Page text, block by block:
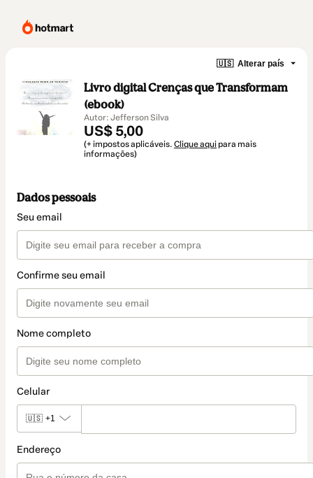
🇺🇸 Alterar país
Livro digital Crenças que Transformam
(ebook)
Autor: Jefferson Silva
US$ 5,00
(+ impostos aplicáveis. Clique aqui para mais
informações)
Dados pessoais
Seu email
Confirme seu email
Nome completo
Celular
🇺🇸 +1
Endereço